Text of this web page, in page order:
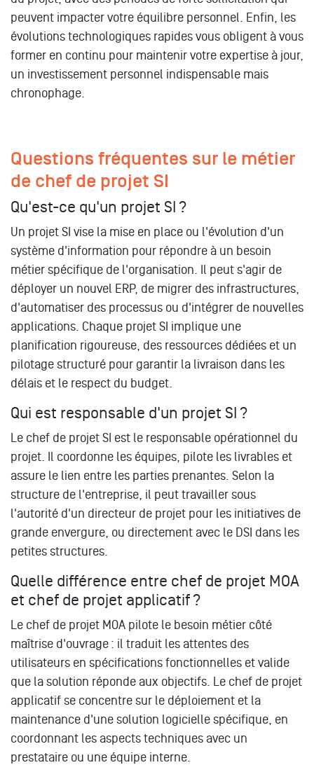
peuvent impacter votre équilibre personnel. Enfin, les
évolutions technologiques rapides vous obligent à vous
former en continu pour maintenir votre expertise à jour,
un investissement personnel indispensable mais
chronophage.
Questions fréquentes sur le métier
de chef de projet SI
Qu'est-ce qu'un projet SI ?
Un projet SI vise la mise en place ou l'évolution d'un
système d'information pour répondre à un besoin
métier spécifique de l'organisation. Il peut s'agir de
déployer un nouvel ERP, de migrer des infrastructures,
d'automatiser des processus ou d'intégrer de nouvelles
applications. Chaque projet SI implique une
planification rigoureuse, des ressources dédiées et un
pilotage structuré pour garantir la livraison dans les
délais et le respect du budget.
Qui est responsable d'un projet SI ?
Le chef de projet SI est le responsable opérationnel du
projet. Il coordonne les équipes, pilote les livrables et
assure le lien entre les parties prenantes. Selon la
structure de l'entreprise, il peut travailler sous
l'autorité d'un directeur de projet pour les initiatives de
grande envergure, ou directement avec le DSI dans les
petites structures.
Quelle différence entre chef de projet MOA
et chef de projet applicatif ?
Le chef de projet MOA pilote le besoin métier côté
maîtrise d'ouvrage : il traduit les attentes des
utilisateurs en spécifications fonctionnelles et valide
que la solution réponde aux objectifs. Le chef de projet
applicatif se concentre sur le déploiement et la
maintenance d'une solution logicielle spécifique, en
coordonnant les aspects techniques avec un
prestataire ou une équipe interne.